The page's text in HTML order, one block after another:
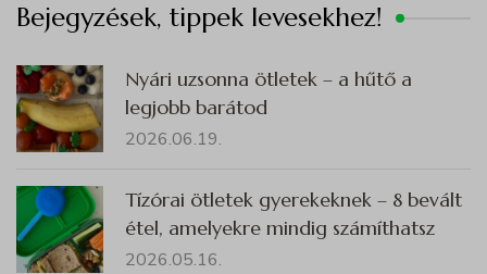
Bejegyzések, tippek levesekhez!
Nyári uzsonna ötletek – a hűtő a
legjobb barátod
2026.06.19.
Tízórai ötletek gyerekeknek – 8 bevált
étel, amelyekre mindig számíthatsz
2026.05.16.